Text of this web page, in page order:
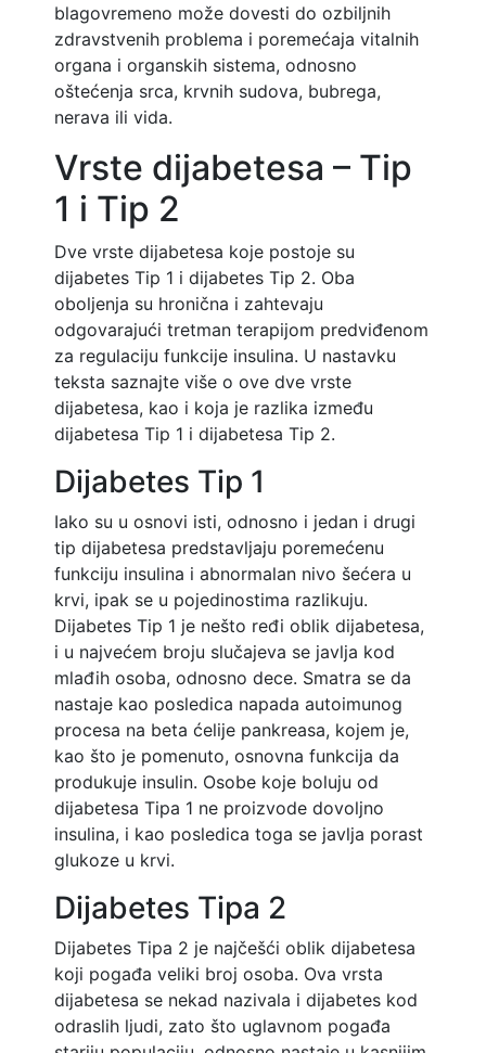
blagovremeno može dovesti do ozbiljnih
zdravstvenih problema i poremećaja vitalnih
organa i organskih sistema, odnosno
oštećenja srca, krvnih sudova, bubrega,
nerava ili vida.
Vrste dijabetesa – Tip
1 i Tip 2
Dve vrste dijabetesa koje postoje su
dijabetes Tip 1 i dijabetes Tip 2. Oba
oboljenja su hronična i zahtevaju
odgovarajući tretman terapijom predviđenom
za regulaciju funkcije insulina. U nastavku
teksta saznajte više o ove dve vrste
dijabetesa, kao i koja je razlika između
dijabetesa Tip 1 i dijabetesa Tip 2.
Dijabetes Tip 1
Iako su u osnovi isti, odnosno i jedan i drugi
tip dijabetesa predstavljaju poremećenu
funkciju insulina i abnormalan nivo šećera u
krvi, ipak se u pojedinostima razlikuju.
Dijabetes Tip 1 je nešto ređi oblik dijabetesa,
i u najvećem broju slučajeva se javlja kod
mlađih osoba, odnosno dece. Smatra se da
nastaje kao posledica napada autoimunog
procesa na beta ćelije pankreasa, kojem je,
kao što je pomenuto, osnovna funkcija da
produkuje insulin. Osobe koje boluju od
dijabetesa Tipa 1 ne proizvode dovoljno
insulina, i kao posledica toga se javlja porast
glukoze u krvi.
Dijabetes Tipa 2
Dijabetes Tipa 2 je najčešći oblik dijabetesa
koji pogađa veliki broj osoba. Ova vrsta
dijabetesa se nekad nazivala i dijabetes kod
odraslih ljudi, zato što uglavnom pogađa